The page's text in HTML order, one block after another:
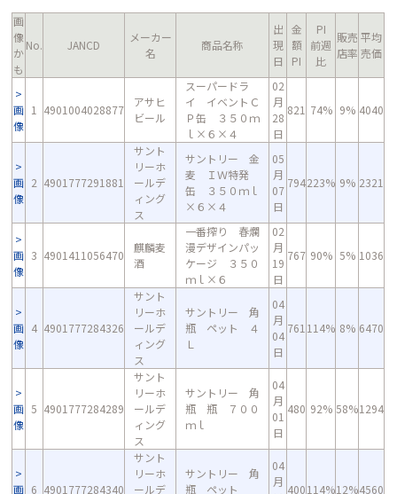
画
像
か
も
No. JANCD
メーカー
名
商品名称
出
現
日
金
額
PI
PI
前週
比
販売
店率
平均
売価
画
像
1 4901004028877
アサヒ
ビール
スーパードラ
イ イベントＣ
Ｐ缶 ３５０ｍ
ｌ×６×４
02
月
28
日
821 74% 9% 4040
画
像
2 4901777291881
サント
リーホ
ールデ
ィング
ス
サントリー 金
麦 ＩＷ特発
缶 ３５０ｍｌ
×６×４
05
月
07
日
794223% 9% 2321
画
像
3 4901411056470
麒麟麦
酒
一番搾り 春爛
漫デザインパッ
ケージ ３５０
ｍｌ×６
02
月
19
日
767 90% 5% 1036
画
像
4 4901777284326
サント
リーホ
ールデ
ィング
ス
サントリー 角
瓶 ペット ４
Ｌ
04
月
04
日
761 114% 8% 6470
画
像
5 4901777284289
サント
リーホ
ールデ
ィング
ス
サントリー 角
瓶 瓶 ７００
ｍｌ
04
月
01
日
480 92% 58%1294
画 6 4901777284340
サント
リーホ
ールデ
サントリー 角
瓶 ペット
04
月
400114%12%4560